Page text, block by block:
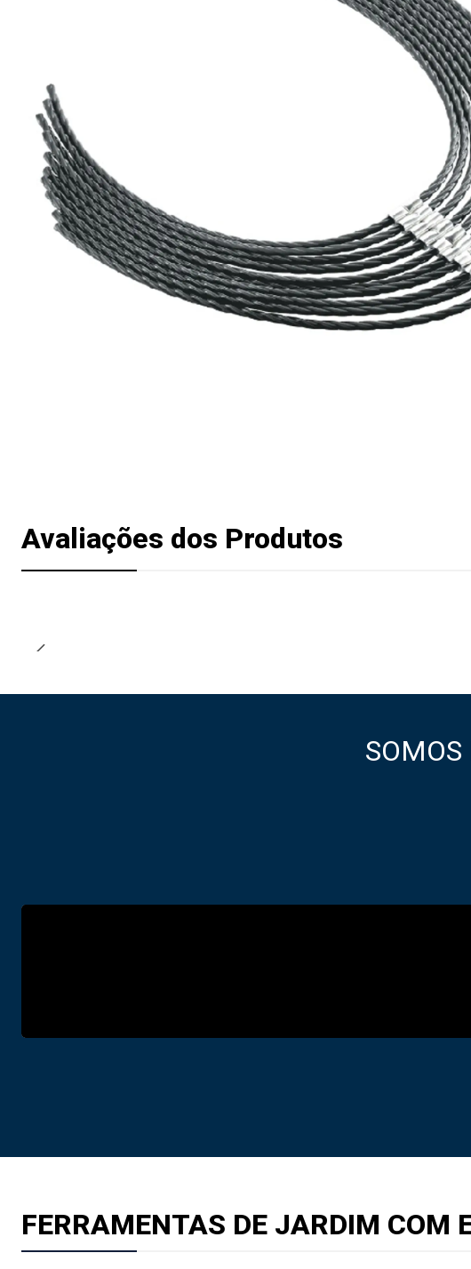
Avaliações dos Produtos
SOMOS
FERRAMENTAS DE JARDIM COM